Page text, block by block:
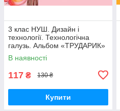
3 клас НУШ. Дизайн і
технології. Технологічна
галузь. Альбом «ТРУДАРИК»
(Смалюх М.П.), Генеза
В наявності
117 ₴ 130 ₴
Купити